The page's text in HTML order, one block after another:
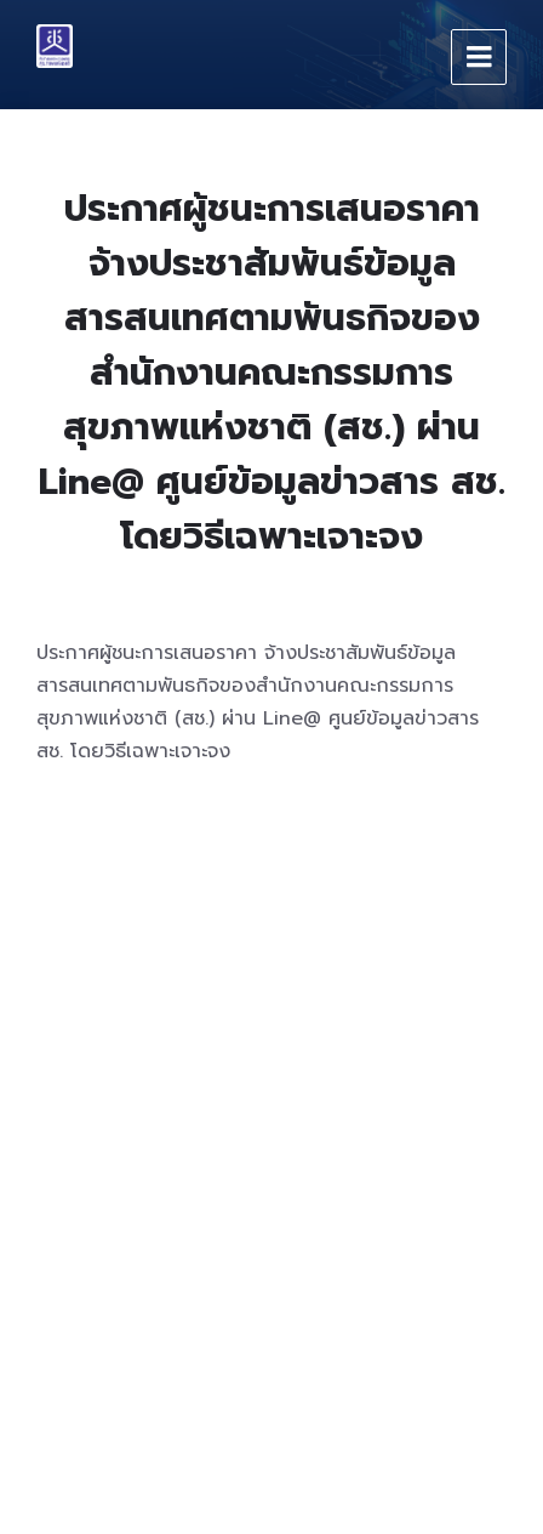
content
main
footer
ประกาศผู้ชนะการเสนอราคา
จ้างประชาสัมพันธ์ข้อมูล
สารสนเทศตามพันธกิจของ
สำนักงานคณะกรรมการ
สุขภาพแห่งชาติ (สช.) ผ่าน
Line@ ศูนย์ข้อมูลข่าวสาร สช.
โดยวิธีเฉพาะเจาะจง
ประกาศผู้ชนะการเสนอราคา จ้างประชาสัมพันธ์ข้อมูล
สารสนเทศตามพันธกิจของสำนักงานคณะกรรมการ
สุขภาพแห่งชาติ (สช.) ผ่าน Line@ ศูนย์ข้อมูลข่าวสาร
สช. โดยวิธีเฉพาะเจาะจง